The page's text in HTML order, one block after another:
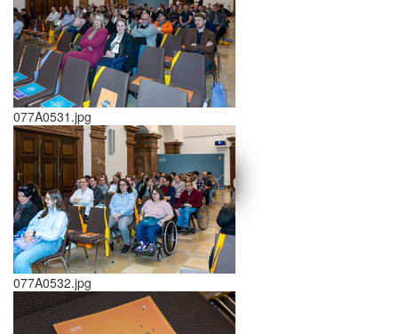
schließen X
<< >>
077A0531.jpg
077A0532.jpg